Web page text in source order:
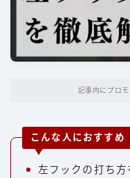
トレーニング
パンチ
ディフェンス
グラップリング
記事内にプロ
こんな人におすすめ
左フックの打ち方